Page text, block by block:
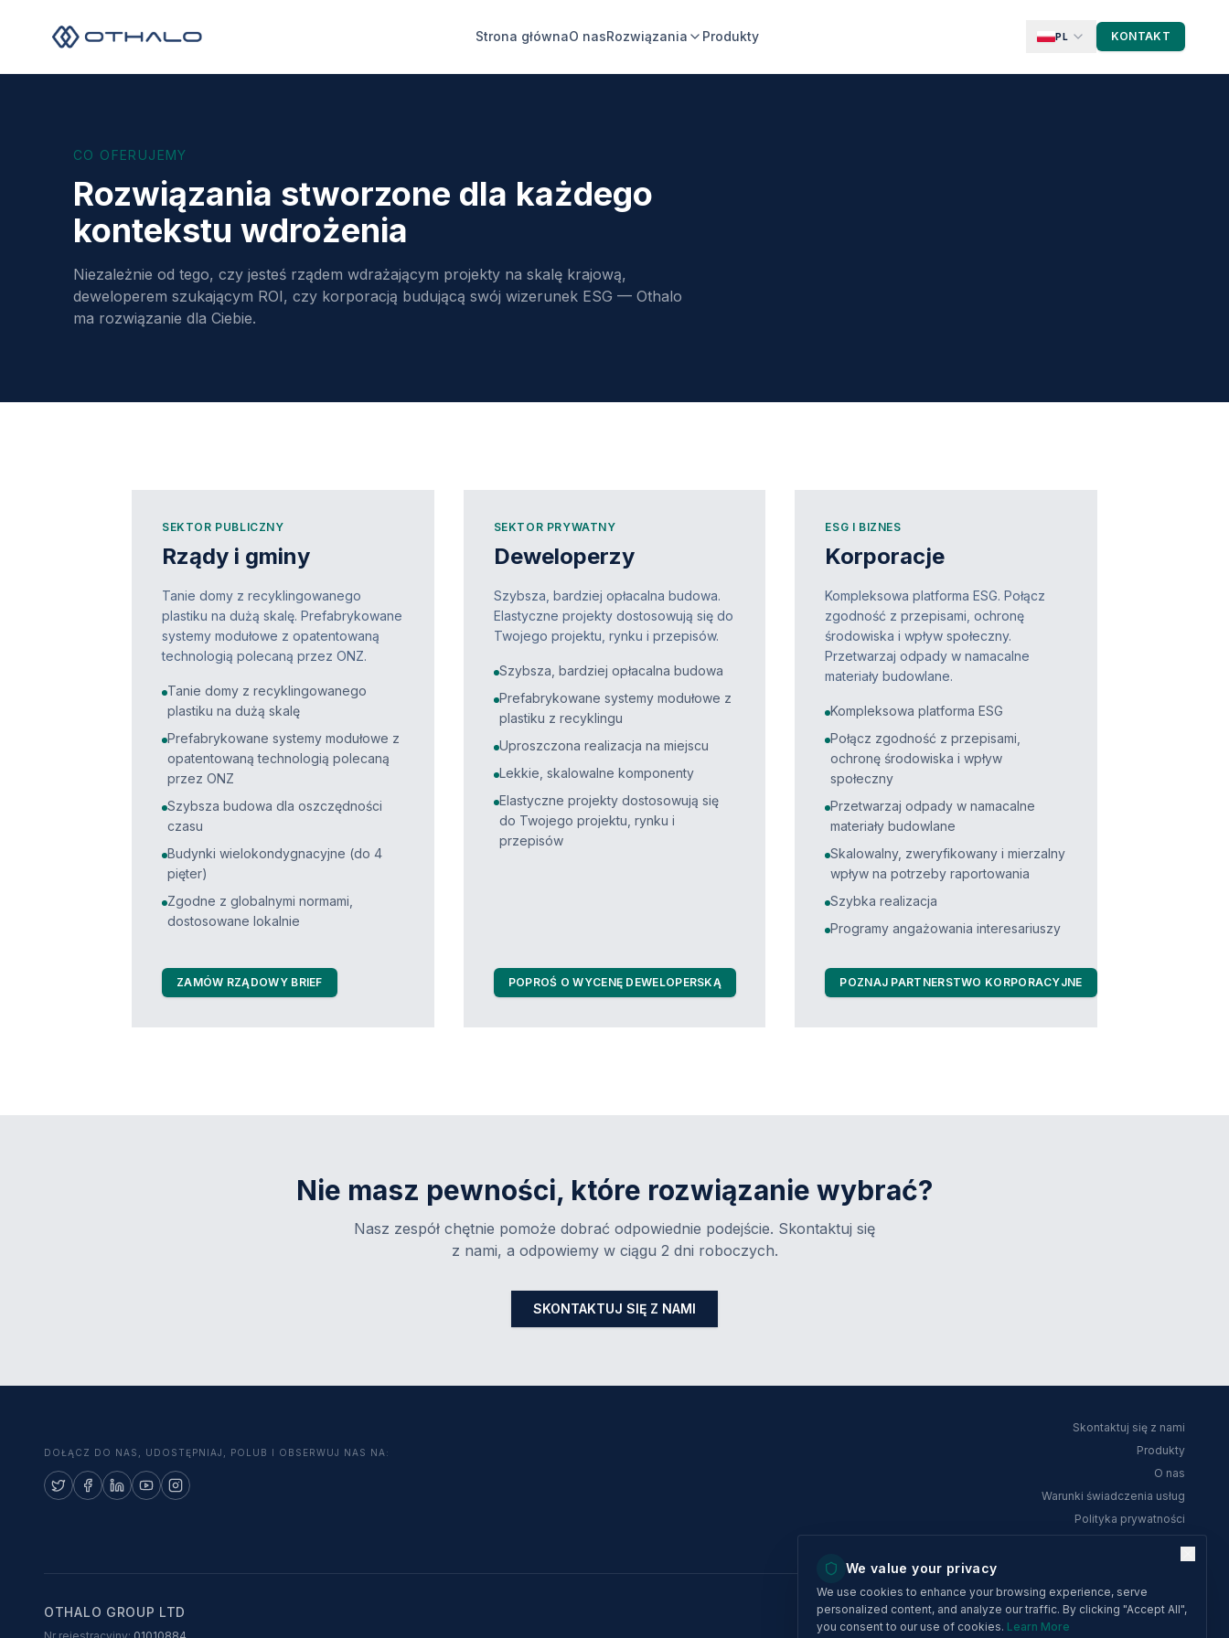
We value your privacy
We use cookies to enhance your browsing experience, serve
personalized content, and analyze our traffic. By clicking "Accept All",
you consent to our use of cookies. Learn More
Strona głównaO nasRozwiązania Produkty PL KONTAKT
CO OFERUJEMY
Rozwiązania stworzone dla każdego
kontekstu wdrożenia
Niezależnie od tego, czy jesteś rządem wdrażającym projekty na skalę krajową,
deweloperem szukającym ROI, czy korporacją budującą swój wizerunek ESG — Othalo
ma rozwiązanie dla Ciebie.
SEKTOR PUBLICZNY
Rządy i gminy
Tanie domy z recyklingowanego
plastiku na dużą skalę. Prefabrykowane
systemy modułowe z opatentowaną
technologią polecaną przez ONZ.
Tanie domy z recyklingowanego
plastiku na dużą skalę
Prefabrykowane systemy modułowe z
opatentowaną technologią polecaną
przez ONZ
Szybsza budowa dla oszczędności
czasu
Budynki wielokondygnacyjne (do 4
pięter)
Zgodne z globalnymi normami,
dostosowane lokalnie
ZAMÓW RZĄDOWY BRIEF
SEKTOR PRYWATNY
Deweloperzy
Szybsza, bardziej opłacalna budowa.
Elastyczne projekty dostosowują się do
Twojego projektu, rynku i przepisów.
Szybsza, bardziej opłacalna budowa
Prefabrykowane systemy modułowe z
plastiku z recyklingu
Uproszczona realizacja na miejscu
Lekkie, skalowalne komponenty
Elastyczne projekty dostosowują się
do Twojego projektu, rynku i
przepisów
POPROŚ O WYCENĘ DEWELOPERSKĄ
ESG I BIZNES
Korporacje
Kompleksowa platforma ESG. Połącz
zgodność z przepisami, ochronę
środowiska i wpływ społeczny.
Przetwarzaj odpady w namacalne
materiały budowlane.
Kompleksowa platforma ESG
Połącz zgodność z przepisami,
ochronę środowiska i wpływ
społeczny
Przetwarzaj odpady w namacalne
materiały budowlane
Skalowalny, zweryfikowany i mierzalny
wpływ na potrzeby raportowania
Szybka realizacja
Programy angażowania interesariuszy
POZNAJ PARTNERSTWO KORPORACYJNE
Nie masz pewności, które rozwiązanie wybrać?
Nasz zespół chętnie pomoże dobrać odpowiednie podejście. Skontaktuj się
z nami, a odpowiemy w ciągu 2 dni roboczych.
SKONTAKTUJ SIĘ Z NAMI
DOŁĄCZ DO NAS, UDOSTĘPNIAJ, POLUB I OBSERWUJ NAS NA:
Skontaktuj się z nami
Produkty
O nas
Warunki świadczenia usług
Polityka prywatności
OTHALO GROUP LTD ADRES